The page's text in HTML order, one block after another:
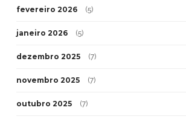
fevereiro 2026 (5)
janeiro 2026 (5)
dezembro 2025 (7)
novembro 2025 (7)
outubro 2025 (7)